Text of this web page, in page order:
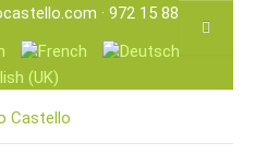
· 972 15 88 25